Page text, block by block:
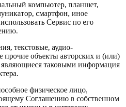
компьютер, планшет,
смартфон, иное
Сервис по его
текстовые, аудио-
прочие объекты авторских и (или)
таковыми информация
физическое лицо,
Соглашению в собственном